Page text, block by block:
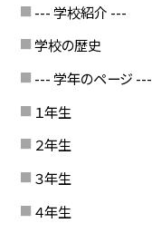
--- 学校紹介 ---
学校の歴史
--- 学年のページ ---
１年生
２年生
３年生
４年生